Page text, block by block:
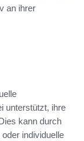
an ihrer
unterstützt, ihre
kann durch
individuelle